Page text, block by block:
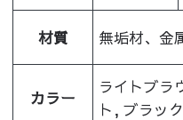
材質 無垢材、金
カラー
ライトブラ
ト, ブラック